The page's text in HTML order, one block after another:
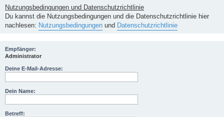
Nutzungsbedingungen und Datenschutzrichtlinie
Du kannst die Nutzungsbedingungen und die Datenschutzrichtlinie hier
nachlesen: Nutzungsbedingungen und Datenschutzrichtlinie
Empfänger:
Administrator
Deine E-Mail-Adresse:
Dein Name:
Betreff: